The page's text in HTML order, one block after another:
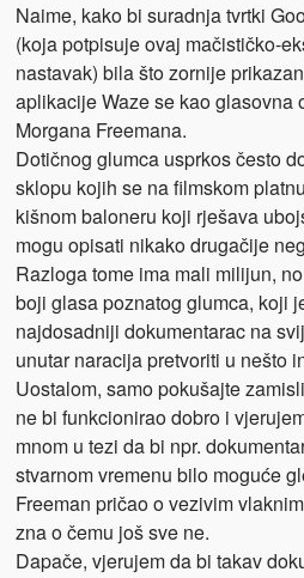
Naime, kako bi suradnja tvrtki
(koja potpisuje ovaj mačističko-
nastavak) bila što zornije
aplikacije Waze se kao glasovna
Morgana Freemana.
Dotičnog glumca usprkos često
sklopu kojih se na filmskom
kišnom baloneru koji rješava
mogu opisati nikako drugačije
Razloga tome ima mali milijun,
boji glasa poznatog glumca, koji
najdosadniji dokumentarac na
unutar naracija pretvoriti u nešto
Uostalom, samo pokušajte
ne bi funkcionirao dobro i
mnom u tezi da bi npr.
stvarnom vremenu bilo moguće
Freeman pričao o vezivim
zna o čemu još sve ne.
Dapače, vjerujem da bi takav